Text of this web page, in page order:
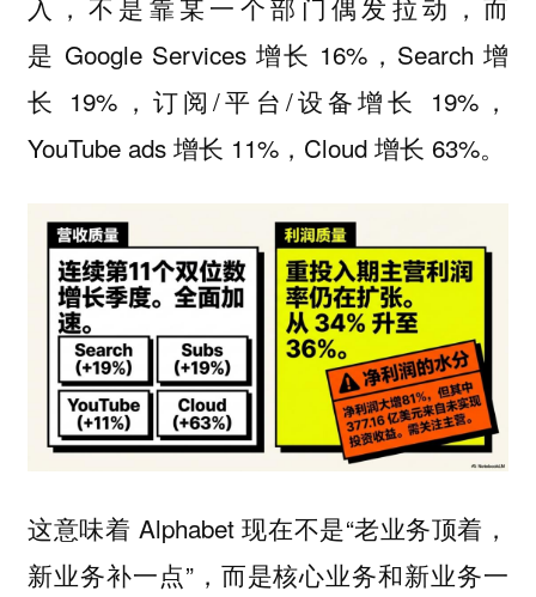
是 Google Services 增长 16%，Search 增
长 19%，订阅/平台/设备增长 19%，
YouTube ads 增长 11%，Cloud 增长 63%。
这意味着 Alphabet 现在不是“老业务顶着，
新业务补一点”，而是核心业务和新业务一